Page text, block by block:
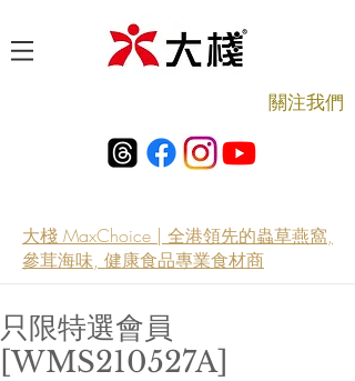
​關注我們
大棧 MaxChoice | 全港領先的蟲草燕窩,
參茸海味, 健康食品專業食材商
只限特選會員
[WMS210527A]